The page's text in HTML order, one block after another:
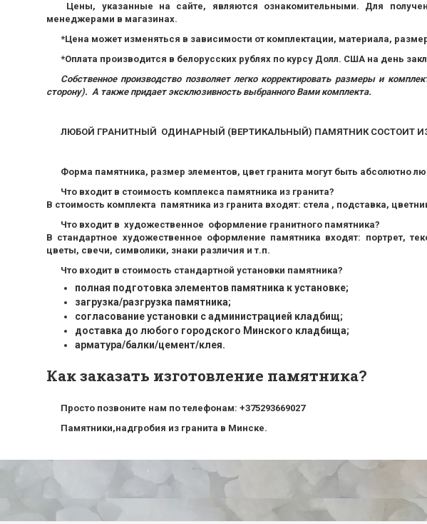
Цены, указанные на сайте, являются ознакомительными. Для
менеджерами в магазинах.
*Цена может изменяться в зависимости от комплектации, материала,
*Оплата производится в белорусских рублях по курсу Долл. США на день
Собственное производство позволяет легко корректировать размеры и
сторону). А также придает эксклюзивность выбранного Вами комплекта.
ЛЮБОЙ ГРАНИТНЫЙ ОДИНАРНЫЙ (ВЕРТИКАЛЬНЫЙ) ПАМЯТНИК СОСТОИТ
Форма памятника, размер элементов, цвет гранита могут быть абсолютно
Что входит в стоимость комплекса памятника из гранита?
В стоимость комплекта памятника из гранита входят: стела , подставка,
Что входит в художественное оформление гранитного памятника?
В стандартное художественное оформление памятника входят: портрет,
цветы, свечи, символики, знаки различия и т.п.
Что входит в стоимость стандартной установки памятника?
полная подготовка элементов памятника к установке;
загрузка/разгрузка памятника;
согласование установки с администрацией кладбищ;
доставка до любого городского Минского кладбища;
арматура/балки/цемент/клея.
Как заказать изготовление памятника?
Просто позвоните нам по телефонам: +375293669027
Памятники,надгробия из гранита в Минске.